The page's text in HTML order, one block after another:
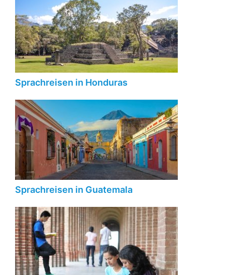
Sprachreisen in Honduras
Sprachreisen in Guatemala